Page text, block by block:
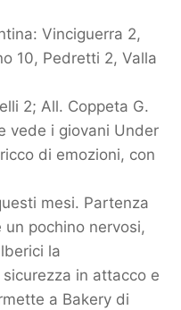
Vinciguerra 2,
10, Pedretti 2, Valla
2; All. Coppeta G.
vede i giovani Under
di emozioni, con
mesi. Partenza
pochino nervosi,
la
in attacco e
a Bakery di